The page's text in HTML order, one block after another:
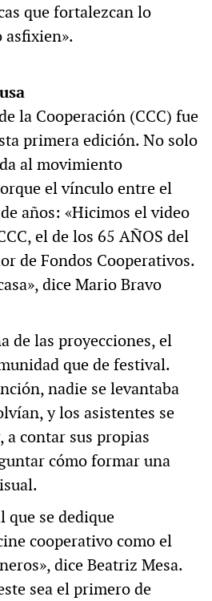
que fortalezcan lo
asfixien».
la Cooperación (CCC) fue
primera edición. No solo
al movimiento
el vínculo entre el
años: «Hicimos el video
el de los 65 AÑOS del
de Fondos Cooperativos.
dice Mario Bravo
de las proyecciones, el
que de festival.
nadie se levantaba
y los asistentes se
a contar sus propias
cómo formar una
se dedique
cooperativo como el
dice Beatriz Mesa.
sea el primero de